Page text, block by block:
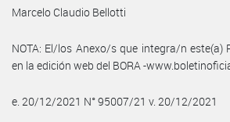
Marcelo Claudio Bellotti
NOTA: El/los Anexo/s que integra/n este(a)
en la edición web del BORA -
e. 20/12/2021 N° 95007/21 v. 20/12/2021